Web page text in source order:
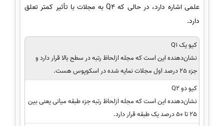
علمی اشاره دارد، در حالی که Q4 به مجلات با تأثیر کمتر تعلق
دارد.
کیو یک Q1
نشان‌دهنده این است که مجله ازلحاظ رتبه در سطح بالا قرار دارد و
جزء 25 درصد اول مجلات نمایه شده در اسکوپوس هست.
کیو دو Q2
نشان‌دهنده این است که مجله ازلحاظ رتبه جزء طبقه میانی یعنی بین
25 تا 50 درصد یک طبقه قرار دارد.